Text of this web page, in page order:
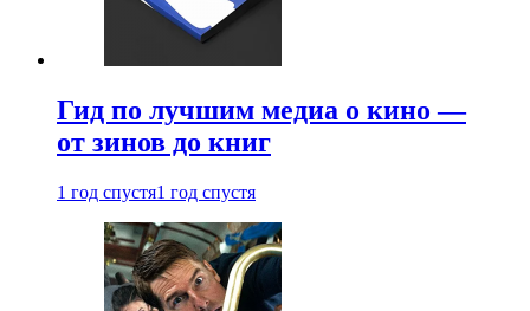
Гид по лучшим медиа о кино —
от зинов до книг
1 год спустя1 год спустя